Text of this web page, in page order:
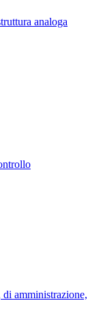
analoga
amministrazione,